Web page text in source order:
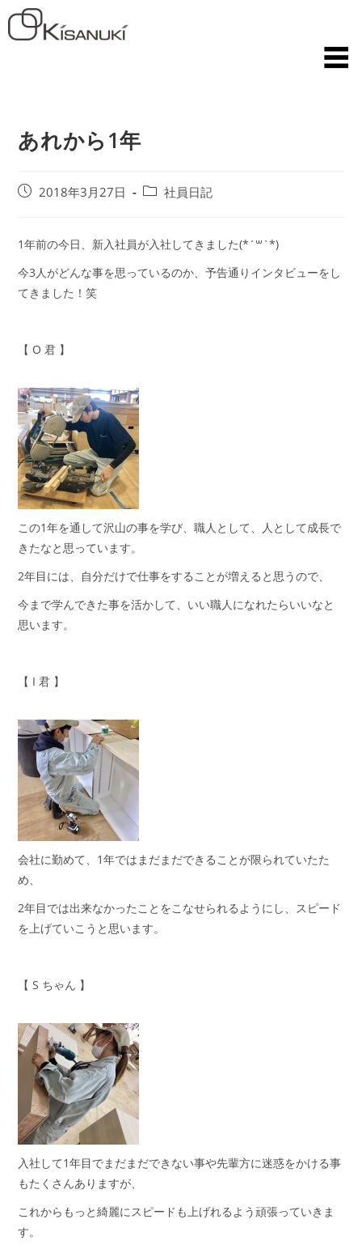
あれから1年
2018年3月27日 社員日記
1年前の今日、新入社員が入社してきました(*´꒳`*)
今3人がどんな事を思っているのか、予告通りインタビューをし
てきました！笑
【 O 君 】
この1年を通して沢山の事を学び、職人として、人として成長で
きたなと思っています。
2年目には、自分だけで仕事をすることが増えると思うので、
今まで学んできた事を活かして、いい職人になれたらいいなと
思います。
【 I 君 】
会社に勤めて、1年ではまだまだできることが限られていたた
め、
2年目では出来なかったことをこなせられるようにし、スピード
を上げていこうと思います。
【 S ちゃん 】
入社して1年目でまだまだできない事や先輩方に迷惑をかける事
もたくさんありますが、
これからもっと綺麗にスピードも上げれるよう頑張っていきま
す。